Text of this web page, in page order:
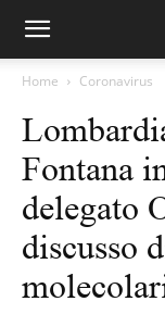
Home Coronavirus
Fontana
delegato
discusso